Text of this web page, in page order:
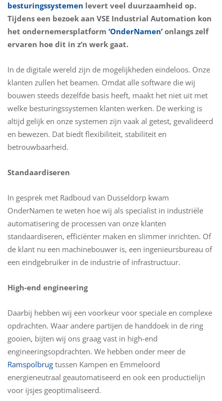
besturingssystemen levert veel duurzaamheid op.
Tijdens een bezoek aan VSE Industrial Automation kon
het ondernemersplatform ‘OnderNamen’ onlangs zelf
ervaren hoe dit in z’n werk gaat.
In de digitale wereld zijn de mogelijkheden eindeloos. Onze
klanten zullen het beamen. Omdat alle software die wij
bouwen steeds dezelfde basis heeft, maakt het niet uit met
welke besturingssystemen klanten werken. De werking is
altijd gelijk en onze systemen zijn vaak al getest, gevalideerd
en bewezen. Dat biedt flexibiliteit, stabiliteit en
betrouwbaarheid.
Standaardiseren
In gesprek met Radboud van Dusseldorp kwam
OnderNamen te weten hoe wij als specialist in industriële
automatisering de processen van onze klanten
standaardiseren, efficiënter maken en slimmer inrichten. Of
de klant nu een machinebouwer is, een ingenieursbureau of
een eindgebruiker in de industrie of infrastructuur.
High-end engineering
Daarbij hebben wij een voorkeur voor speciale en complexe
opdrachten. Waar andere partijen de handdoek in de ring
gooien, bijten wij ons graag vast in high-end
engineeringsopdrachten. We hebben onder meer de
Ramspolbrug tussen Kampen en Emmeloord
energieneutraal geautomatiseerd en ook een productielijn
voor ijsjes geoptimaliseerd.